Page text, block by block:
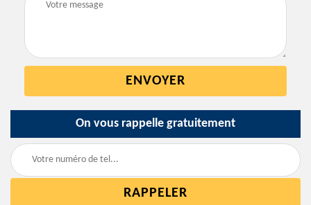
On vous rappelle gratuitement